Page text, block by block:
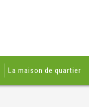
La maison de quartier